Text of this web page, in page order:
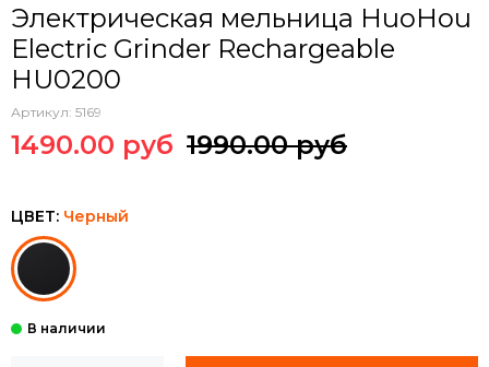
Электрическая мельница HuoHou
Electric Grinder Rechargeable
HU0200
Артикул: 5169
1490.00 руб 1990.00 руб
ЦВЕТ: Черный